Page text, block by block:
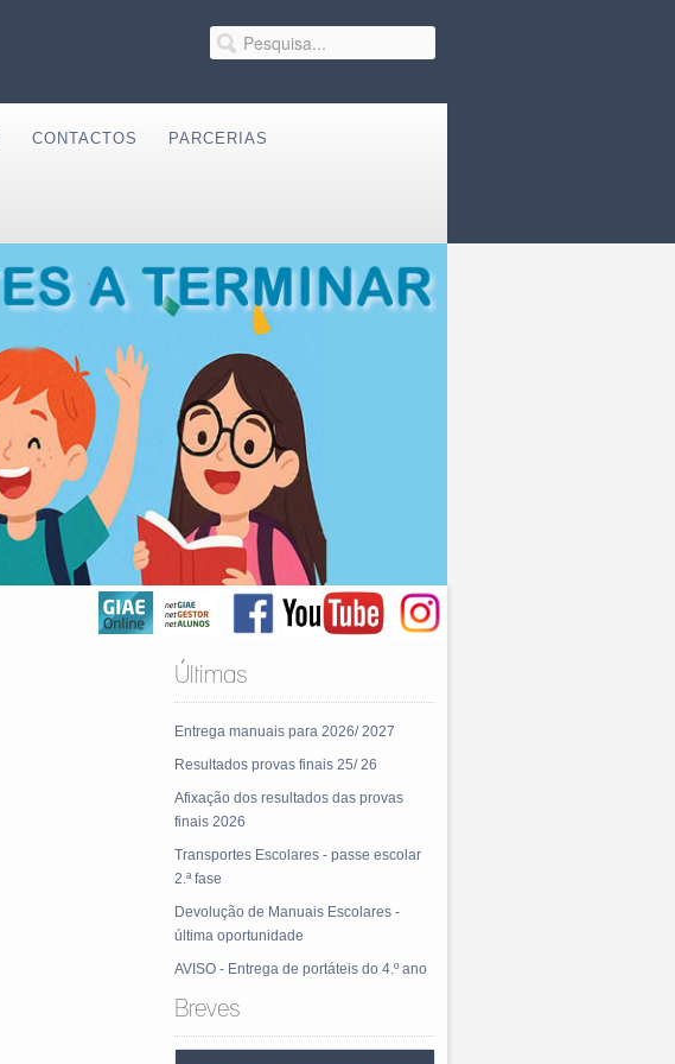
CONTACTOS PARCERIAS
Últimas
Entrega manuais para 2026/ 2027
Resultados provas finais 25/ 26
Afixação dos resultados das provas
finais 2026
Transportes Escolares - passe escolar
2.ª fase
Devolução de Manuais Escolares -
última oportunidade
AVISO - Entrega de portáteis do 4.º ano
Breves